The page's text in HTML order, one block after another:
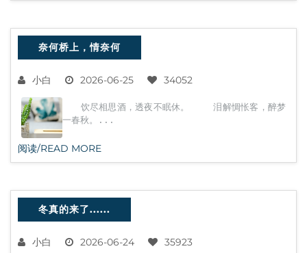
奈何桥上，情奈何
小白 2026-06-25 34052
饮尽相思酒，透夜不眠休。 泪解惆怅客，醉梦
一春秋。...
阅读/READ MORE
冬真的来了......
小白 2026-06-24 35923